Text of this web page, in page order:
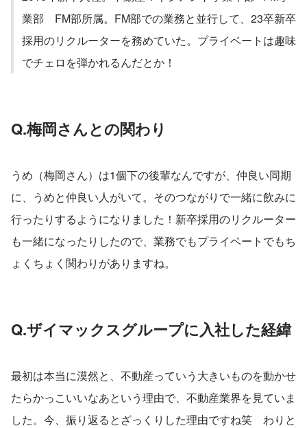
業部　FM部所属。FM部での業務と並行して、23卒新卒
採用のリクルーターを務めていた。プライベートは趣味
でチェロを弾かれるんだとか！
Q.梅岡さんとの関わり
うめ（梅岡さん）は1個下の後輩なんですが、仲良い同期
に、うめと仲良い人がいて。そのつながりで一緒に飲みに
行ったりするようになりました！新卒採用のリクルーター
も一緒になったりしたので、業務でもプライベートでもち
ょくちょく関わりがありますね。
Q.ザイマックスグループに入社した経緯
最初は本当に漠然と、不動産っていう大きいものを動かせ
たらかっこいいなあという理由で、不動産業界を見ていま
した。今、振り返るとざっくりした理由ですね笑　わりと